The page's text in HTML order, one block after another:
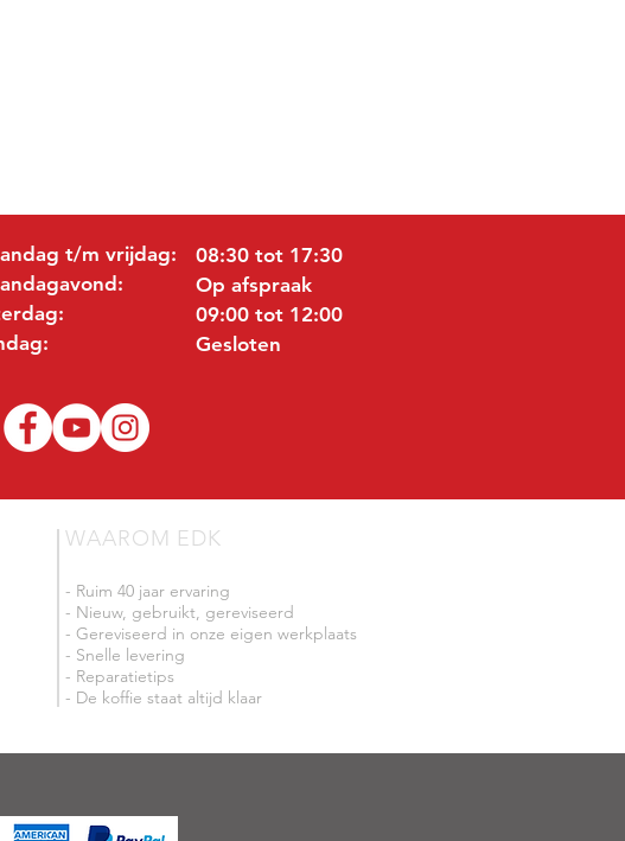
t/m vrijdag:
08:30 tot 17:30
Op afspraak
09:00 tot 12:00
Gesloten
WAAROM EDK
- Ruim 40 jaar ervaring
- Nieuw, gebruikt, gereviseerd
- Gereviseerd in onze eigen werkplaats
- Snelle levering
- Reparatietips
- De koffie staat altijd klaar